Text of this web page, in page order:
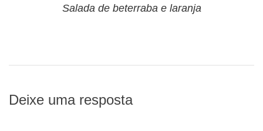
Salada de beterraba e laranja
Deixe uma resposta